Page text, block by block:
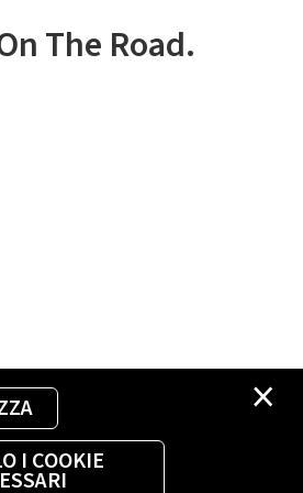
×
I COOKIE
The Road.